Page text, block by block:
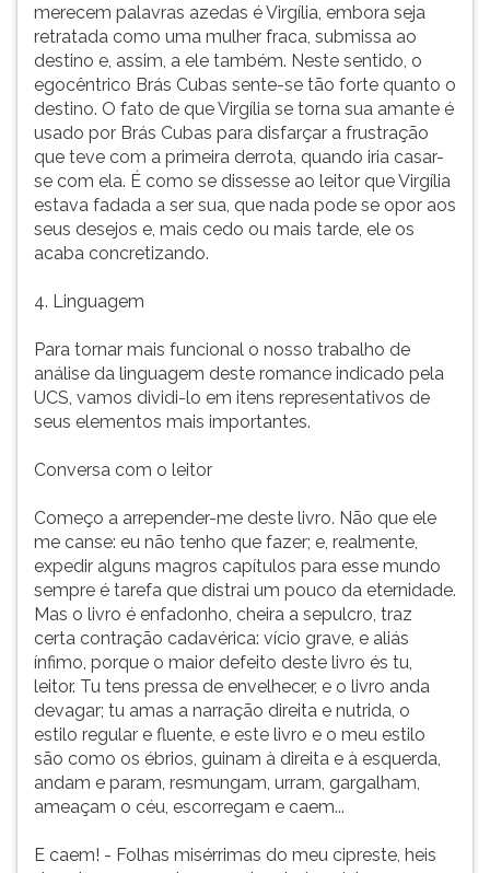
merecem palavras azedas é Virgília, embora seja
retratada como uma mulher fraca, submissa ao
destino e, assim, a ele também. Neste sentido, o
egocêntrico Brás Cubas sente-se tão forte quanto o
destino. O fato de que Virgília se torna sua amante é
usado por Brás Cubas para disfarçar a frustração
que teve com a primeira derrota, quando iria casar-
se com ela. É como se dissesse ao leitor que Virgília
estava fadada a ser sua, que nada pode se opor aos
seus desejos e, mais cedo ou mais tarde, ele os
acaba concretizando.
4. Linguagem
Para tornar mais funcional o nosso trabalho de
análise da linguagem deste romance indicado pela
UCS, vamos dividi-lo em itens representativos de
seus elementos mais importantes.
Conversa com o leitor
Começo a arrepender-me deste livro. Não que ele
me canse: eu não tenho que fazer; e, realmente,
expedir alguns magros capítulos para esse mundo
sempre é tarefa que distrai um pouco da eternidade.
Mas o livro é enfadonho, cheira a sepulcro, traz
certa contração cadavérica: vício grave, e aliás
ínfimo, porque o maior defeito deste livro és tu,
leitor. Tu tens pressa de envelhecer, e o livro anda
devagar; tu amas a narração direita e nutrida, o
estilo regular e fluente, e este livro e o meu estilo
são como os ébrios, guinam à direita e à esquerda,
andam e param, resmungam, urram, gargalham,
ameaçam o céu, escorregam e caem...
E caem! - Folhas misérrimas do meu cipreste, heis